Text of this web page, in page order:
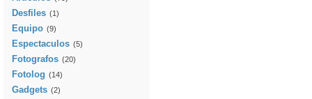
Desfiles (1)
Equipo (9)
Espectaculos (5)
Fotografos (20)
Fotolog (14)
Gadgets (2)